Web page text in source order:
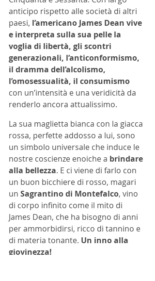
anticipo rispetto alle società di altri
paesi, l’americano James Dean vive
e interpreta sulla sua pelle la
voglia di libertà, gli scontri
generazionali, l’anticonformismo,
il dramma dell’alcolismo,
l’omosessualità, il consumismo
con un’intensità e una veridicità da
renderlo ancora attualissimo.
La sua maglietta bianca con la giacca
rossa, perfette addosso a lui, sono
un simbolo universale che induce le
nostre coscienze enoiche a brindare
alla bellezza. E ci viene di farlo con
un buon bicchiere di rosso, magari
un Sagrantino di Montefalco, vino
di corpo infinito come il mito di
James Dean, che ha bisogno di anni
per ammorbidirsi, ricco di tannino e
di materia tonante. Un inno alla
giovinezza!